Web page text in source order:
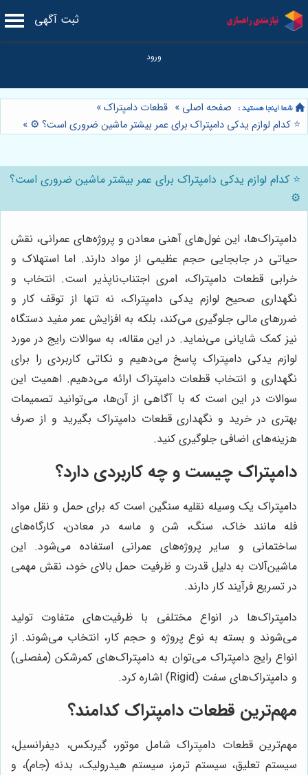
ثبت آگهی
صفحه اصلی » قطعات دامپتراک»
⭐️ کدام لوازم یدکی دامپتراک برای عمر بیشتر ماشین ضروری است؟ ⚙️ »
⭐️ کدام لوازم یدکی دامپتراک برای عمر بیشتر ماشین ضروری است؟
⚙️
دامپتراک‌ها، این غول‌های آهنی معادن و پروژه‌های عمرانی، نقش
حیاتی در جابجایی حجم عظیمی از مواد دارند. اما استهلاک و
خرابی قطعات دامپتراک، امری اجتناب‌ناپذیر است. انتخاب و
نگهداری صحیح لوازم یدکی دامپتراک، نه تنها از توقف کار و
ضررهای مالی جلوگیری می‌کند، بلکه به افزایش عمر مفید دستگاه
نیز کمک شایانی می‌نماید. در این مقاله، به سوالات رایج در مورد
لوازم یدکی دامپتراک پاسخ می‌دهیم و نکاتی کاربردی را برای
نگهداری و انتخاب قطعات دامپتراک ارائه می‌دهیم. اهمیت این
سوالات در این است که با آگاهی از آن‌ها، می‌توانید تصمیمات
بهتری در خرید و نگهداری قطعات دامپتراک بگیرید و از صرف
هزینه‌های اضافی جلوگیری کنید.
دامپتراک چیست و چه کاربردی دارد؟
دامپتراک یک وسیله نقلیه سنگین است که برای حمل و نقل مواد
فله مانند خاک، سنگ، شن و ماسه در معادن، کارگاه‌های
ساختمانی و سایر پروژه‌های عمرانی استفاده می‌شود. این
ماشین‌آلات به دلیل قدرت و ظرفیت حمل بالای خود، نقش مهمی
در تسریع فرآیند کار دارند.
دامپتراک‌ها در انواع مختلفی با ظرفیت‌های متفاوت تولید
می‌شوند و بسته به نوع پروژه و حجم کار، انتخاب می‌شوند. از
انواع رایج دامپتراک می‌توان به دامپتراک‌های کمرشکن (مفصلی)
و دامپتراک‌های سفت (Rigid) اشاره کرد.
مهم‌ترین قطعات دامپتراک کدامند؟
مهم‌ترین قطعات دامپتراک شامل موتور، گیربکس، دیفرانسیل،
سیستم تعلیق، سیستم ترمز، سیستم هیدرولیک، بدنه (جام)، و